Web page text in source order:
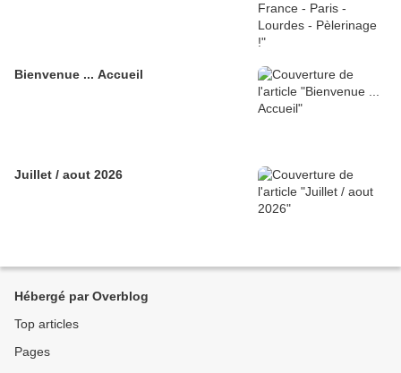
Bienvenue ... Accueil
Juillet / aout 2026
Hébergé par Overblog
Top articles
Pages